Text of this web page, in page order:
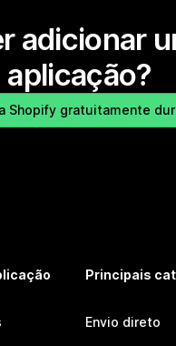
adicionar
aplicação?
Shopify gratuitamente
Principais
Envio direto